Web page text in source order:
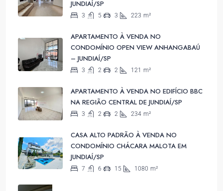
JUNDIAÍ/SP
3 5 3 223 m²
APARTAMENTO À VENDA NO
CONDOMÍNIO OPEN VIEW ANHANGABAÚ
– JUNDIAÍ/SP
3 2 2 121 m²
APARTAMENTO À VENDA NO EDIFÍCIO BBC
NA REGIÃO CENTRAL DE JUNDIAÍ/SP
3 2 2 234 m²
CASA ALTO PADRÃO À VENDA NO
CONDOMÍNIO CHÁCARA MALOTA EM
JUNDIAÍ/SP
7 6 15 1080 m²